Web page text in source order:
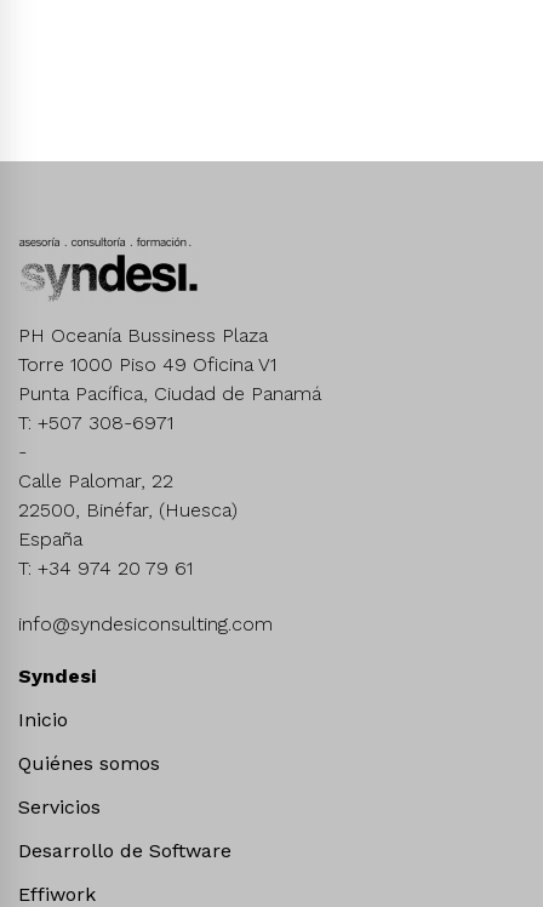
PH Oceanía Bussiness Plaza
Torre 1000 Piso 49 Oficina V1
Punta Pacífica, Ciudad de Panamá
T: +507 308-6971
-
Calle Palomar, 22
22500, Binéfar, (Huesca)
España
T: +34 974 20 79 61
info@syndesiconsulting.com
Syndesi
Inicio
Quiénes somos
Servicios
Desarrollo de Software
Effiwork